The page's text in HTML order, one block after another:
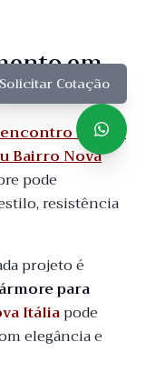
em
Itália
balcão
Bairro Nova
pode
resistência
projeto é
para
Itáliapode
elegância e
Solicitar Cotação